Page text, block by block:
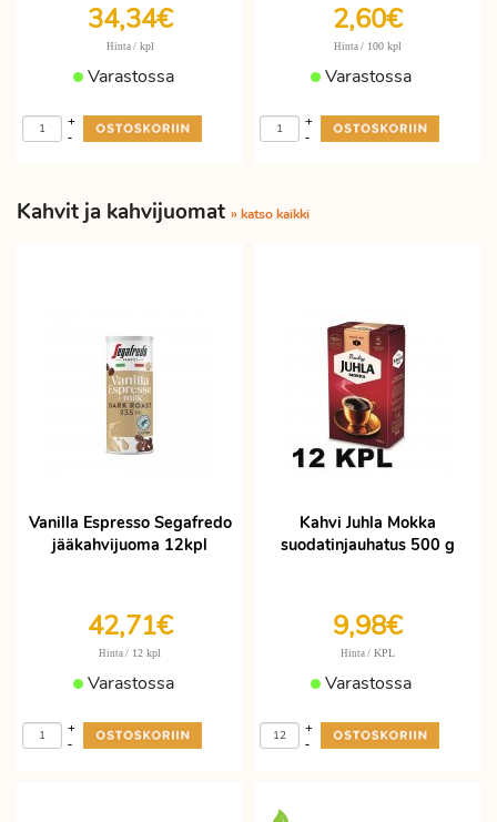
34,34€
Hinta / kpl
Varastossa
-
+
2,60€
Hinta / 100 kpl
Varastossa
-
+
Kahvit ja kahvijuomat » katso kaikki
Vanilla Espresso Segafredo
jääkahvijuoma 12kpl
42,71€
Hinta / 12 kpl
Varastossa
-
+
Kahvi Juhla Mokka
suodatinjauhatus 500 g
9,98€
Hinta / KPL
Varastossa
-
+